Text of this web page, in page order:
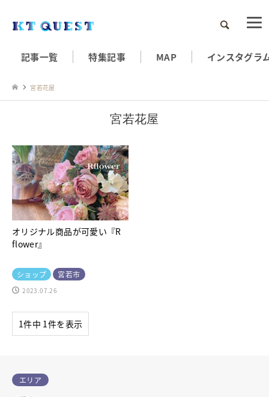
検索
記事一覧 特集記事 MAP インスタグラ
宮若花屋
宮若花屋
オリジナル商品が可愛い『R
flower』
ショップ 宮若市
2023.07.26
1件中 1件を表示
エリア